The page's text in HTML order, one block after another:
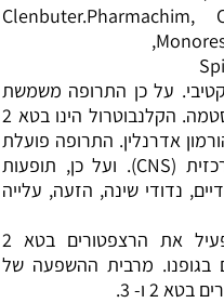
Clenbuter.Pharmachim,
הינו אגוניסט בטא 2 סלקטיבי. על כן התרופה משמשת
בעולם הרפואה לטיפול במחלת האסטמה. הקלנבוטרול הינו בטא 2
אדרנלין. התרופה פועלת
וממריצה את מערכת העצבים המרכזית (CNS). ועל כן, תופעות
נדודי שינה, הזעה, עלייה
ספורטאים משתמשים בו כדי להפעיל את הרצפטורים בטא 2
בגופנו. מרבית ההשפעה של
2 ו- 3.